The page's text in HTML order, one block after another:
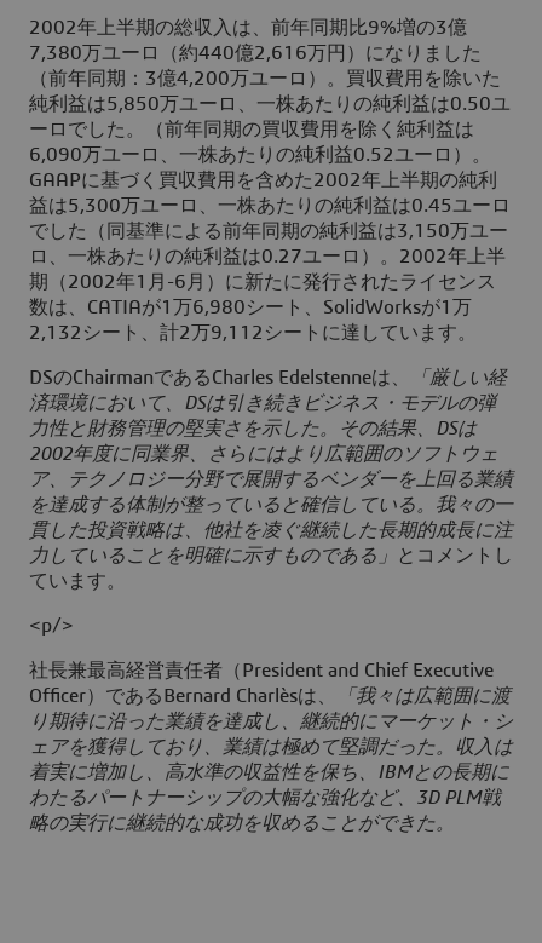
2002年上半期の総収入は、前年同期比9%増の3億
7,380万ユーロ（約440億2,616万円）になりました
（前年同期：3億4,200万ユーロ）。買収費用を除いた
純利益は5,850万ユーロ、一株あたりの純利益は0.50ユ
ーロでした。（前年同期の買収費用を除く純利益は
6,090万ユーロ、一株あたりの純利益0.52ユーロ）。
GAAPに基づく買収費用を含めた2002年上半期の純利
益は5,300万ユーロ、一株あたりの純利益は0.45ユーロ
でした（同基準による前年同期の純利益は3,150万ユー
ロ、一株あたりの純利益は0.27ユーロ）。2002年上半
期（2002年1月-6月）に新たに発行されたライセンス
数は、CATIAが1万6,980シート、SolidWorksが1万
2,132シート、計2万9,112シートに達しています。
DSのChairmanであるCharles Edelstenneは、
「厳しい経
済環境において、DSは引き続きビジネス・モデルの弾
力性と財務管理の堅実さを示した。その結果、DSは
2002年度に同業界、さらにはより広範囲のソフトウェ
ア、テクノロジー分野で展開するベンダーを上回る業績
を達成する体制が整っていると確信している。我々の一
貫した投資戦略は、他社を凌ぐ継続した長期的成長に注
力していることを明確に示すものである」
とコメントし
ています。
<p/>
社長兼最高経営責任者（President and Chief Executive
Officer）であるBernard Charlèsは、
「我々は広範囲に渡
り期待に沿った業績を達成し、継続的にマーケット・シ
ェアを獲得しており、業績は極めて堅調だった。収入は
着実に増加し、高水準の収益性を保ち、IBMとの長期に
わたるパートナーシップの大幅な強化など、3D PLM戦
略の実行に継続的な成功を収めることができた。